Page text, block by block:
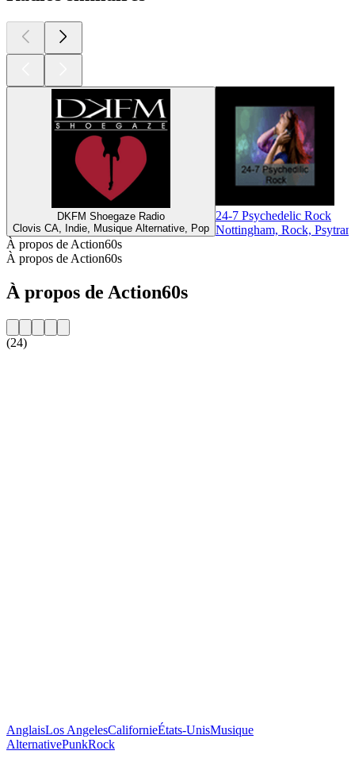
DKFM Shoegaze Radio
Clovis CA, Indie, Musique Alternative, Pop
24-7 Psychedelic Rock
Nottingham, Rock,
À propos de Action60s
À propos de Action60s
À propos de Action60s
(24)
AnglaisLos AngelesCalifornieÉtats-UnisMusique
AlternativePunkRock